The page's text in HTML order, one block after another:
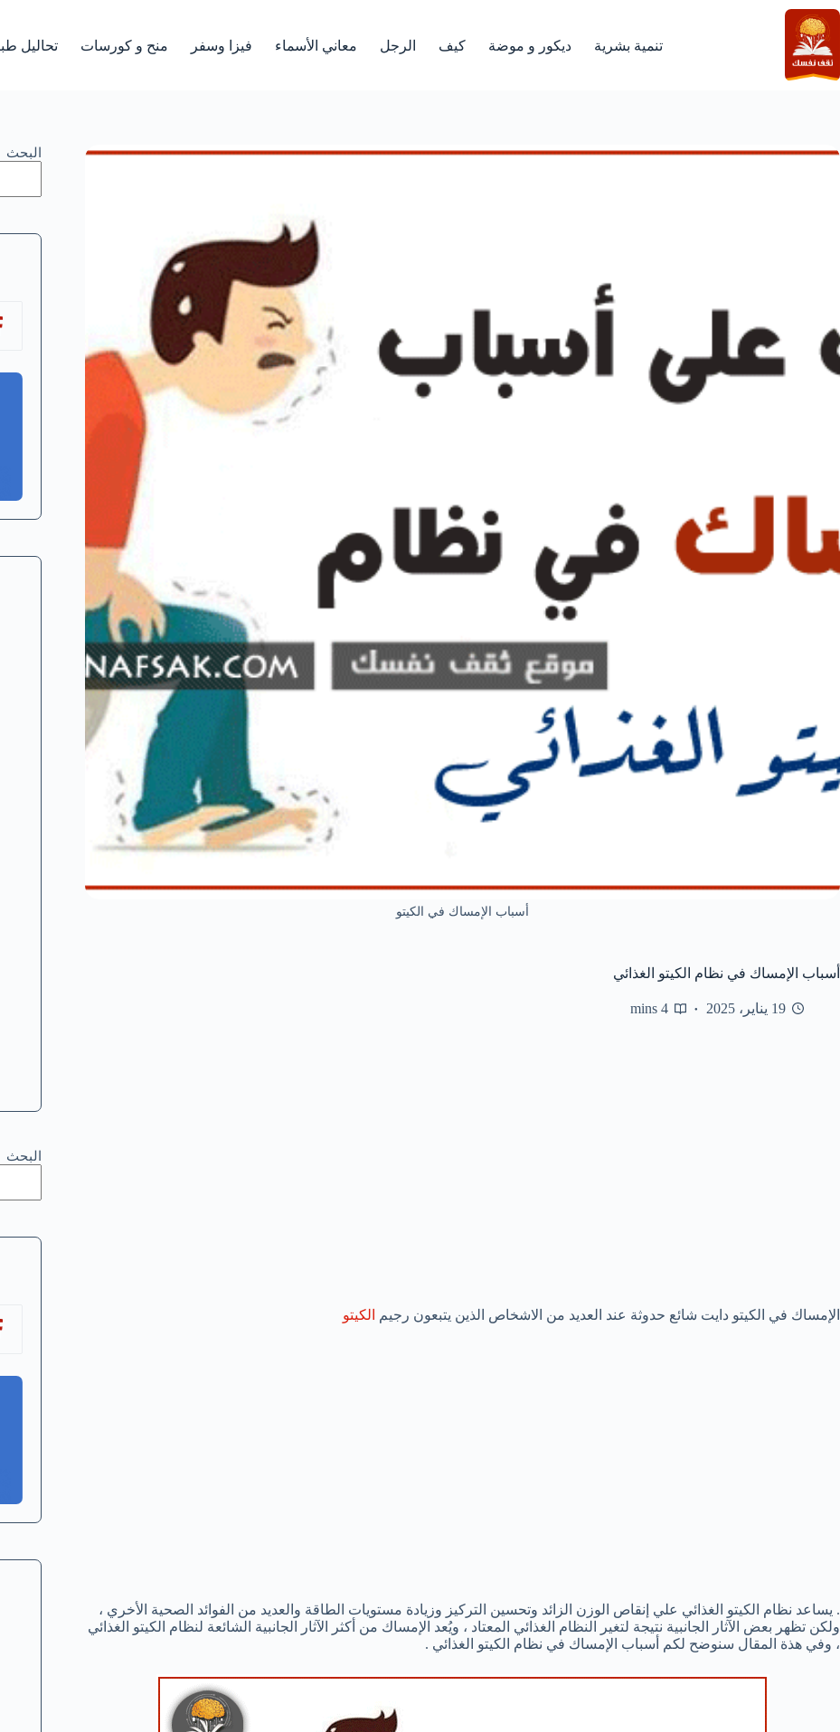
التجاوز
إلى
المحتوى
تنمية بشرية ديكور و موضة كيف الرجل معاني الأسماء فيزا وسفر منح و كورسات تحاليل
أسباب الإمساك في الكيتو
أسباب الإمساك في نظام الكيتو الغذائي
19 يناير، 2025 4 mins
الإمساك في الكيتو دايت شائع حدوثة عند العديد من الاشخاص الذين يتبعون رجيم الكيتو
. يساعد نظام الكيتو الغذائي علي إنقاص الوزن الزائد وتحسين التركيز وزيادة مستويات الطاقة والعديد من الفوائد الصحية الأخري ،
ولكن تظهر بعض الآثار الجانبية نتيجة لتغير النظام الغذائي المعتاد ، ويُعد الإمساك من أكثر الآثار الجانبية الشائعة لنظام الكيتو الغذائي
، وفي هذة المقال سنوضح لكم أسباب الإمساك في نظام الكيتو الغذائي .
البحث
البحث